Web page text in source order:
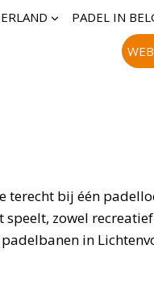
PADEL IN
terecht bij één
zowel
in